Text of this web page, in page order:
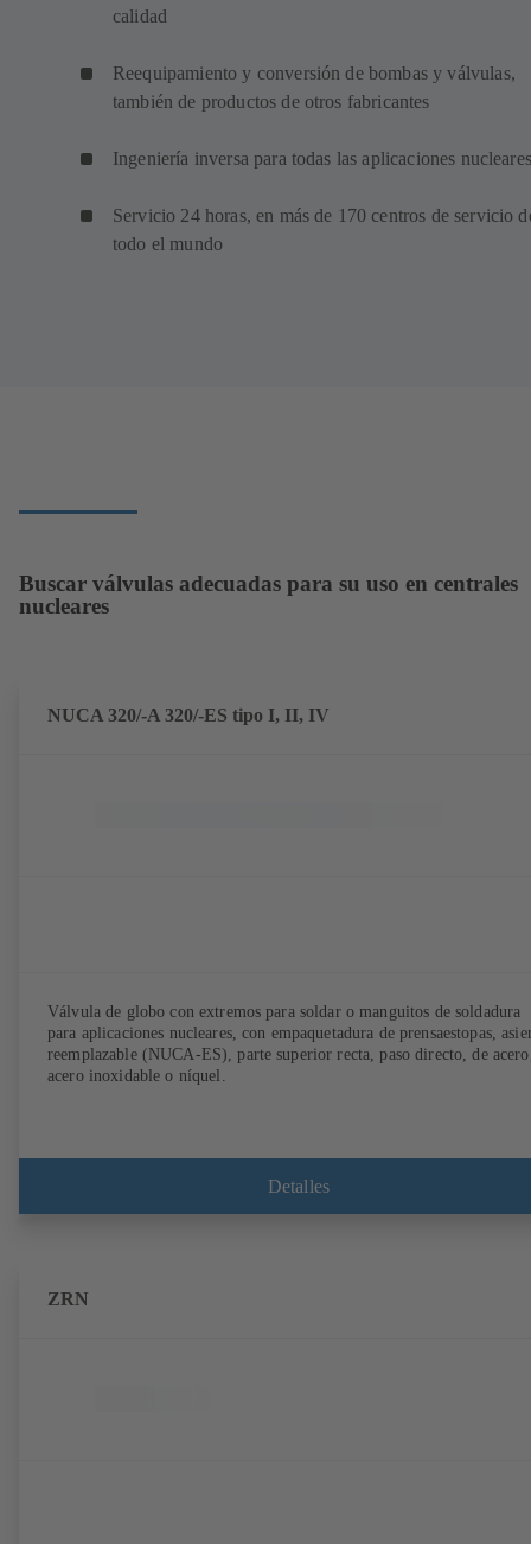
calidad
Reequipamiento y conversión de bombas y válvulas,
también de productos de otros fabricantes
Ingeniería inversa para todas las aplicaciones nucleares
Servicio 24 horas, en más de 170 centros de servicio
todo el mundo
Buscar válvulas adecuadas para su uso en centrales
nucleares
NUCA 320/-A 320/-ES tipo I, II, IV
Válvula de globo con extremos para soldar o manguitos de soldadura
para aplicaciones nucleares, con empaquetadura de prensaestopas,
reemplazable (NUCA-ES), parte superior recta, paso directo, de
acero inoxidable o níquel.
Detalles
ZRN